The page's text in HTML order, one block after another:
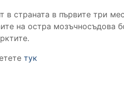
в страната в първите три
на остра мозъчносъдова
тук